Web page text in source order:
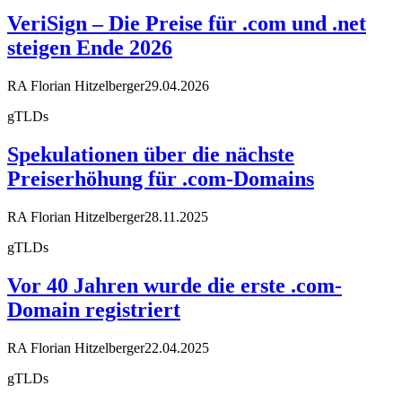
VeriSign – Die Preise für .com und .net
steigen Ende 2026
RA Florian Hitzelberger29.04.2026
gTLDs
Spekulationen über die nächste
Preiserhöhung für .com-Domains
RA Florian Hitzelberger28.11.2025
gTLDs
Vor 40 Jahren wurde die erste .com-
Domain registriert
RA Florian Hitzelberger22.04.2025
gTLDs